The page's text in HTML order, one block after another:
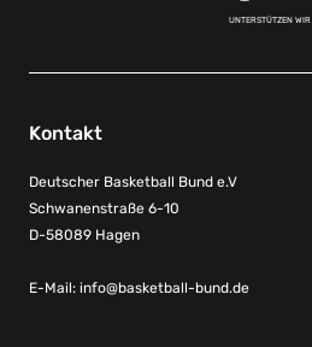
UNTERSTÜTZEN WIR
Kontakt
Deutscher Basketball Bund e.V
Schwanenstraße 6-10
D-58089 Hagen
E-Mail: info@basketball-bund.de